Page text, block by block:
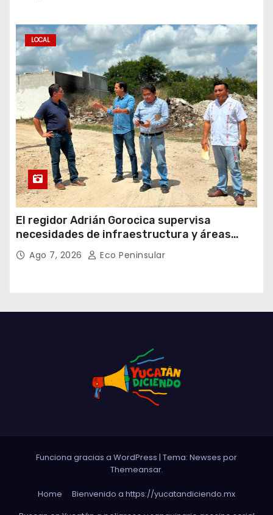
LOCAL
El regidor Adrián Gorocica supervisa
necesidades de infraestructura y áreas
públicas en la comisaría de Caucel
Ago 7, 2026 Eco Peninsular
Funciona gracias a WordPress | Tema: Newses por
Themeansar.
Home
Bienvenido a https://yucatandiciendo.mx